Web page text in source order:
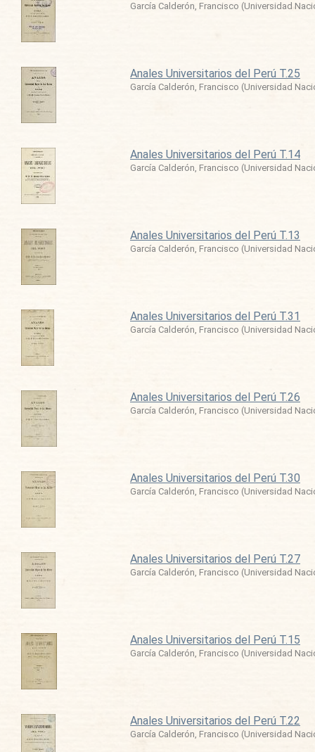
García Calderón, Francisco (Universidad
Anales Universitarios del Perú T.25
García Calderón, Francisco (Universidad
Anales Universitarios del Perú T.14
García Calderón, Francisco (Universidad
Anales Universitarios del Perú T.13
García Calderón, Francisco (Universidad
Anales Universitarios del Perú T.31
García Calderón, Francisco (Universidad
Anales Universitarios del Perú T.26
García Calderón, Francisco (Universidad
Anales Universitarios del Perú T.30
García Calderón, Francisco (Universidad
Anales Universitarios del Perú T.27
García Calderón, Francisco (Universidad
Anales Universitarios del Perú T.15
García Calderón, Francisco (Universidad
Anales Universitarios del Perú T.22
García Calderón, Francisco (Universidad